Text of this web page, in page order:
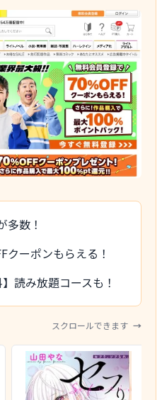
多数！
クーポンもらえる！
読み放題コースも！
スクロールできます